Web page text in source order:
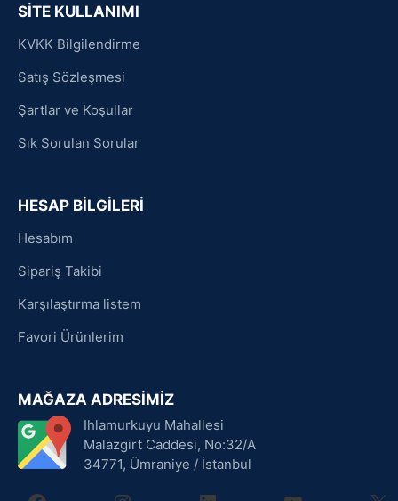
SİTE KULLANIMI
KVKK Bilgilendirme
Satış Sözleşmesi
Şartlar ve Koşullar
Sık Sorulan Sorular
HESAP BİLGİLERİ
Hesabım
Sipariş Takibi
Karşılaştırma listem
Favori Ürünlerim
MAĞAZA ADRESİMİZ
Ihlamurkuyu Mahallesi
Malazgirt Caddesi, No:32/A
34771, Ümraniye / İstanbul